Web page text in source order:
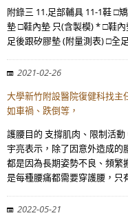
附錄三 11.足部輔具 11-1鞋 □
墊 □鞋內墊 只(含製模) * □鞋
足後跟矽膠墊 (附量測表) □全
2021-02-26
大學新竹附設醫院復健科找主
如車禍、跌倒等，
護腰目的 支撐肌肉、限制活
宇亮表示，除了因意外造成
都是因為長期姿勢不良、頻繁
是每種腰痛都需要穿護腰，只
2022-05-21